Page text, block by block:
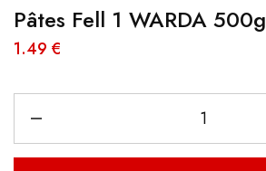
Pâtes Fell 1 WARDA 500g
1.49 €